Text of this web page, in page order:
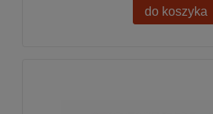
do koszyka